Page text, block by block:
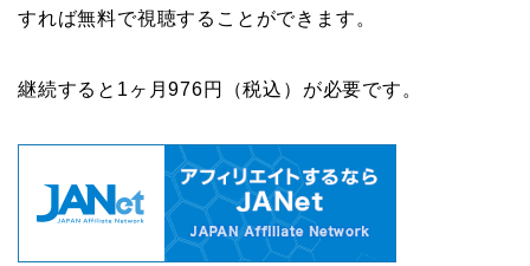
すれば無料で視聴することができます。
継続すると1ヶ月976円（税込）が必要です。